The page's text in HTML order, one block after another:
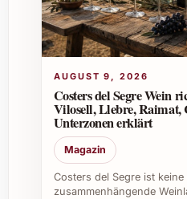
Wie lange ist der Wein
Nach dem Öffnen
verschlossen wird
Kann man La Vinya del
bestellen?
AUGUST 9, 2026
Costers del Segre Wein
Vilosell, Llebre, Raimat,
Unterzonen erklärt
Magazin
Costers del Segre ist keine
zusammenhängende